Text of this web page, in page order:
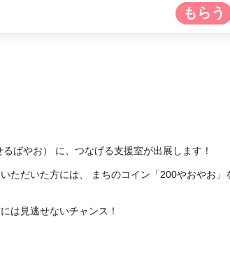
ばやお） に、つなげる支援室が出展します！
ただいた方には、 まちのコイン「200やおやお」
は見逃せないチャンス！